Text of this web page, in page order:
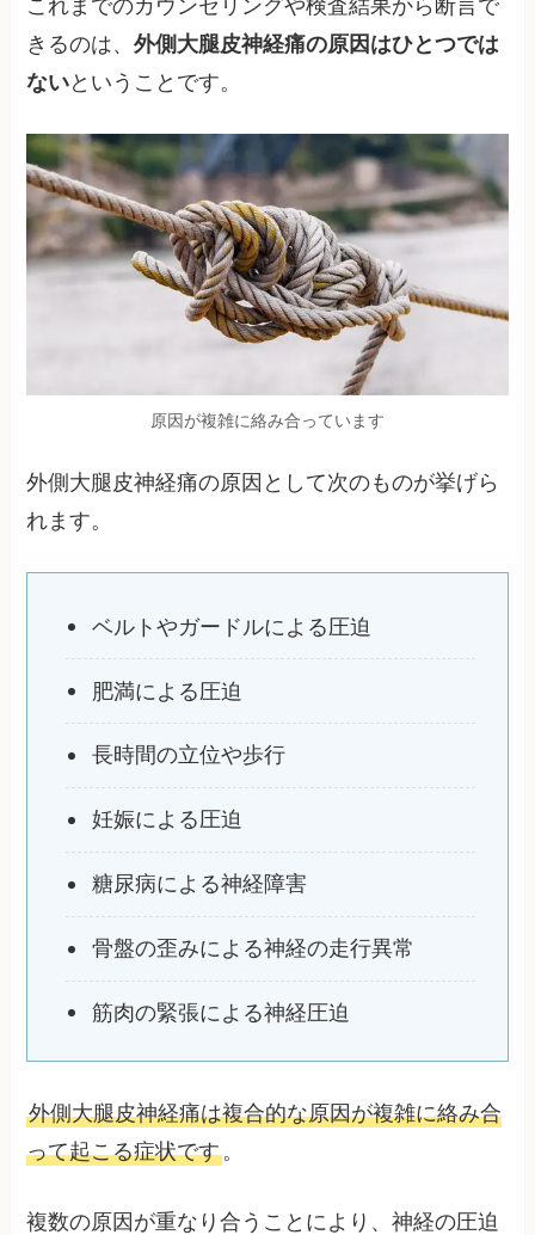
これまでのカウンセリングや検査結果から断言で
きるのは、外側大腿皮神経痛の原因はひとつでは
ないということです。
原因が複雑に絡み合っています
外側大腿皮神経痛の原因として次のものが挙げら
れます。
ベルトやガードルによる圧迫
肥満による圧迫
長時間の立位や歩行
妊娠による圧迫
糖尿病による神経障害
骨盤の歪みによる神経の走行異常
筋肉の緊張による神経圧迫
外側大腿皮神経痛は複合的な原因が複雑に絡み合
って起こる症状です。
複数の原因が重なり合うことにより、神経の圧迫